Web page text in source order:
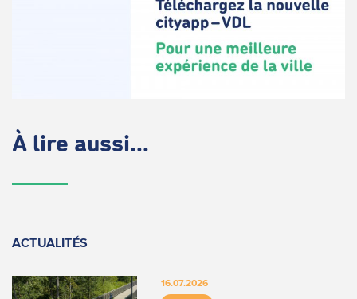
À lire aussi...
ACTUALITÉS
16.07.2026